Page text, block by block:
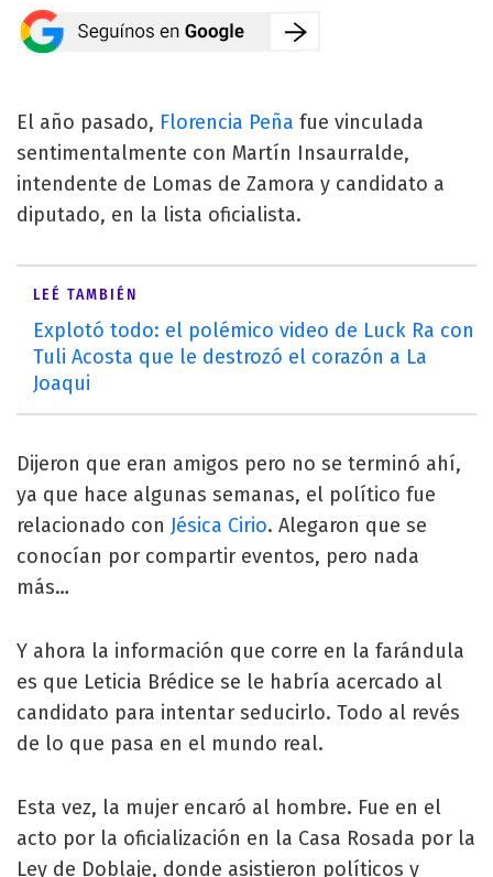
El año pasado, Florencia Peña fue vinculada
sentimentalmente con Martín Insaurralde,
intendente de Lomas de Zamora y candidato a
diputado, en la lista oficialista.
LEÉ TAMBIÉN
Explotó todo: el polémico video de Luck Ra con
Tuli Acosta que le destrozó el corazón a La
Joaqui
Dijeron que eran amigos pero no se terminó ahí,
ya que hace algunas semanas, el político fue
relacionado con Jésica Cirio. Alegaron que se
conocían por compartir eventos, pero nada
más…
Y ahora la información que corre en la farándula
es que Leticia Brédice se le habría acercado al
candidato para intentar seducirlo. Todo al revés
de lo que pasa en el mundo real.
Esta vez, la mujer encaró al hombre. Fue en el
acto por la oficialización en la Casa Rosada por la
Ley de Doblaje, donde asistieron políticos y